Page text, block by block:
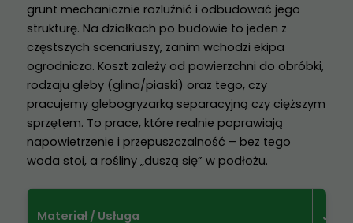
grunt mechanicznie rozluźnić i odbudować jego
strukturę. Na działkach po budowie to jeden z
częstszych scenariuszy, zanim wchodzi ekipa
ogrodnicza. Koszt zależy od powierzchni do obróbki,
rodzaju gleby (glina/piaski) oraz tego, czy
pracujemy glebogryzarką separacyjną czy cięższym
sprzętem. To prace, które realnie poprawiają
napowietrzenie i przepuszczalność – bez tego
woda stoi, a rośliny „duszą się” w podłożu.
Materiał / Usługa